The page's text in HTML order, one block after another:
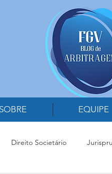
SOBRE EQUIPE
Direito Societário